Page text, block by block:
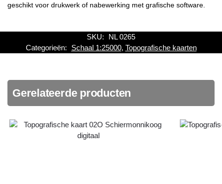
geschikt voor drukwerk of nabewerking met grafische software.
SKU:
NL 0265
Categorieën:
Schaal 1:25000, Topografische kaarten
Gerelateerde producten